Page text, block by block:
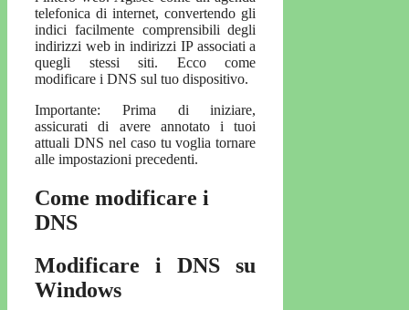
telefonica di internet, convertendo gli
indici facilmente comprensibili degli
indirizzi web in indirizzi IP associati a
quegli stessi siti. Ecco come
modificare i DNS sul tuo dispositivo.
Importante: Prima di iniziare,
assicurati di avere annotato i tuoi
attuali DNS nel caso tu voglia tornare
alle impostazioni precedenti.
Come modificare i
DNS
Modificare i DNS su
Windows